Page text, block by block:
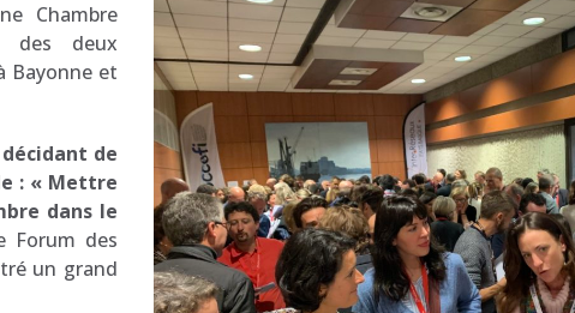
Chambre
des deux
Bayonne et
de
: « Mettre
dans le
Forum des
un grand